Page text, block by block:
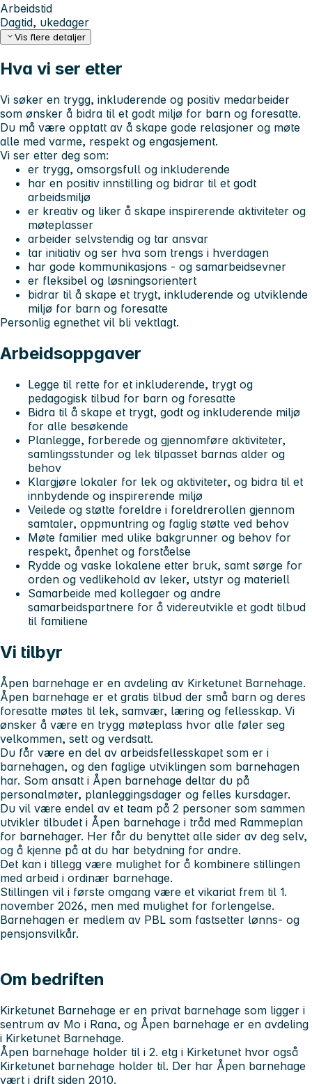
Arbeidstid
Dagtid, ukedager
Vis flere detaljer
Hva vi ser etter
Vi søker en trygg, inkluderende og positiv medarbeider
som ønsker å bidra til et godt miljø for barn og foresatte.
Du må være opptatt av å skape gode relasjoner og møte
alle med varme, respekt og engasjement.
Vi ser etter deg som:
er trygg, omsorgsfull og inkluderende
har en positiv innstilling og bidrar til et godt
arbeidsmiljø
er kreativ og liker å skape inspirerende aktiviteter og
møteplasser
arbeider selvstendig og tar ansvar
tar initiativ og ser hva som trengs i hverdagen
har gode kommunikasjons - og samarbeidsevner
er fleksibel og løsningsorientert
bidrar til å skape et trygt, inkluderende og utviklende
miljø for barn og foresatte
Personlig egnethet vil bli vektlagt.
Arbeidsoppgaver
Legge til rette for et inkluderende, trygt og
pedagogisk tilbud for barn og foresatte
Bidra til å skape et trygt, godt og inkluderende miljø
for alle besøkende
Planlegge, forberede og gjennomføre aktiviteter,
samlingsstunder og lek tilpasset barnas alder og
behov
Klargjøre lokaler for lek og aktiviteter, og bidra til et
innbydende og inspirerende miljø
Veilede og støtte foreldre i foreldrerollen gjennom
samtaler, oppmuntring og faglig støtte ved behov
Møte familier med ulike bakgrunner og behov for
respekt, åpenhet og forståelse
Rydde og vaske lokalene etter bruk, samt sørge for
orden og vedlikehold av leker, utstyr og materiell
Samarbeide med kollegaer og andre
samarbeidspartnere for å videreutvikle et godt tilbud
til familiene
Vi tilbyr
Åpen barnehage er en avdeling av Kirketunet Barnehage.
Åpen barnehage er et gratis tilbud der små barn og deres
foresatte møtes til lek, samvær, læring og fellesskap. Vi
ønsker å være en trygg møteplass hvor alle føler seg
velkommen, sett og verdsatt.
Du får være en del av arbeidsfellesskapet som er i
barnehagen, og den faglige utviklingen som barnehagen
har. Som ansatt i Åpen barnehage deltar du på
personalmøter, planleggingsdager og felles kursdager.
Du vil være endel av et team på 2 personer som sammen
utvikler tilbudet i Åpen barnehage i tråd med Rammeplan
for barnehager. Her får du benyttet alle sider av deg selv,
og å kjenne på at du har betydning for andre.
Det kan i tillegg være mulighet for å kombinere stillingen
med arbeid i ordinær barnehage.
Stillingen vil i første omgang være et vikariat frem til 1.
november 2026, men med mulighet for forlengelse.
Barnehagen er medlem av PBL som fastsetter lønns- og
pensjonsvilkår.
Om bedriften
Kirketunet Barnehage er en privat barnehage som ligger i
sentrum av Mo i Rana, og Åpen barnehage er en avdeling
i Kirketunet Barnehage.
Åpen barnehage holder til i 2. etg i Kirketunet hvor også
Kirketunet barnehage holder til. Der har Åpen barnehage
vært i drift siden 2010.